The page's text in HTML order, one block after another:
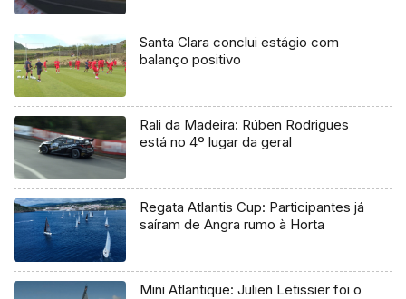
Santa Clara conclui estágio com
balanço positivo
Rali da Madeira: Rúben Rodrigues
está no 4º lugar da geral
Regata Atlantis Cup: Participantes já
saíram de Angra rumo à Horta
Mini Atlantique: Julien Letissier foi o